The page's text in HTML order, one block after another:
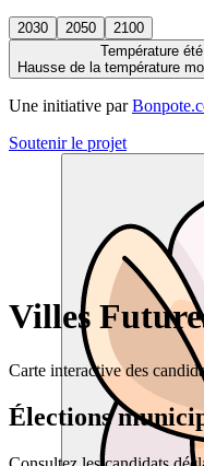
2030 2050
2100
Température été
Hausse de la température
Une initiative par
Soutenir le projet
Villes
Carte interactive des
Élections